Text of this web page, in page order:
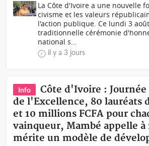
La Côte d'Ivoire a une nouvelle
civisme et les valeurs
l'action publique. Ce lundi 3
traditionnelle cérémonie
national s...
il y a 3 jours
Info
Côte d'Ivoire :
de l'Excellence, 80 lauréats
et 10 millions FCFA pour
vainqueur, Mambé appelle à
mérite un modèle de